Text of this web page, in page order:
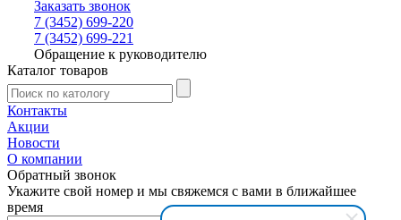
Заказать звонок
7 (3452) 699-220
7 (3452) 699-221
Обращение к руководителю
Каталог товаров
Контакты
Акции
Новости
О компании
Обратный звонок
Укажите свой номер и мы свяжемся с вами в ближайшее
время